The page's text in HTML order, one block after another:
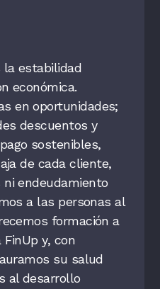
la estabilidad
económica.
en oportunidades;
descuentos y
sostenibles,
de cada cliente,
endeudamiento
a las personas al
formación a
y, con
su salud
al desarrollo